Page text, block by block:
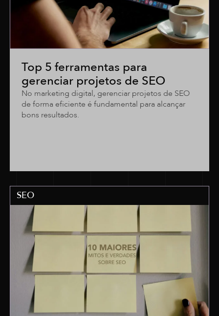
Top 5 ferramentas para
gerenciar projetos de SEO
No marketing digital, gerenciar projetos de SEO
de forma eficiente é fundamental para alcançar
bons resultados.
SEO